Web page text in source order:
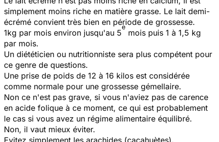
simplement moins riche en matière grasse. Le lait demi-
écrémé convient très bien en période de grossesse.
1kg par mois environ jusqu'au 5
e
mois puis 1 à 1,5 kg
par mois.
Un diététicien ou nutritionniste sera plus compétent pour
ce genre de questions.
Une prise de poids de 12 à 16 kilos est considérée
comme normale pour une grossesse gémellaire.
Non ce n'est pas grave, si vous n'aviez pas de carence
en acide folique à ce moment, ce qui est probablement
le cas si vous avez un régime alimentaire équilibré.
Non, il vaut mieux éviter.
Evitez simplement les arachides (cacahuètes).